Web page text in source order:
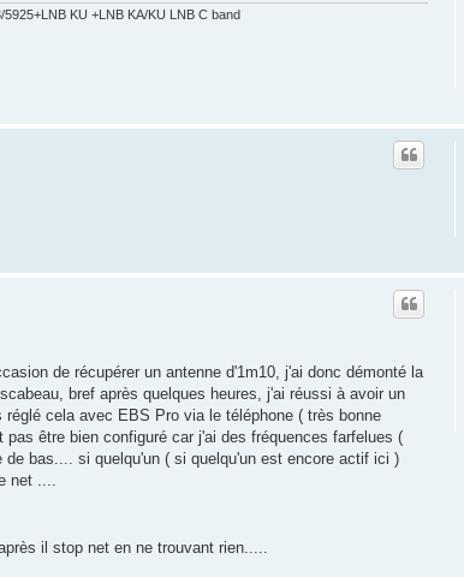
KU +LNB KA/KU LNB C band
de récupérer un antenne d'1m10, j'ai donc démonté la
bref après quelques heures, j'ai réussi à avoir un
cela avec EBS Pro via le téléphone ( très bonne
être bien configuré car j'ai des fréquences farfelues (
bas.... si quelqu'un ( si quelqu'un est encore actif ici )
net ....
il stop net en ne trouvant rien.....